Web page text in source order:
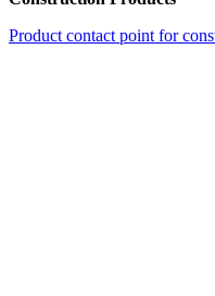
Product contact point for